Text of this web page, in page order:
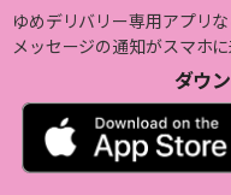
ゆめデリバリー専用アプリな
メッセージの通知がスマホ
ダウ